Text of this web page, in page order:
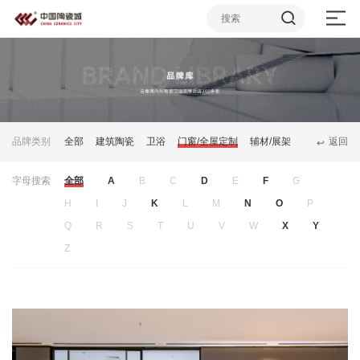
品牌类别 全部 建筑陶瓷 卫浴 门窗/全屋定制 辅材/展架 ↩ 返回
字母搜索 全部 A B C D E F
G
H
J K L M N O
P
Q
R S T U V W X
Y
Z